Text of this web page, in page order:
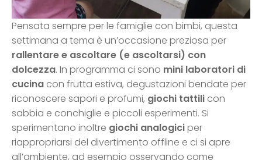
Pensata sempre per le famiglie con bimbi, questa
settimana a tema è un’occasione preziosa per
rallentare e ascoltare (e ascoltarsi) con
dolcezza. In programma ci sono mini laboratori di
cucina con frutta estiva, degustazioni bendate per
riconoscere sapori e profumi, giochi tattili con
sabbia e conchiglie e piccoli esperimenti. Si
sperimentano inoltre giochi analogiciper
riappropriarsi del divertimento offline e ci si apre
all’ambiente, ad esempio osservando come